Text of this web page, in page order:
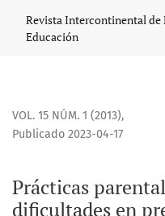
Prácticas parentales y
Revista Intercontinental de
Educación
VOL. 15 NÚM. 1 (2013),
Prácticas
dificultades en
Publicado 2023-04-17